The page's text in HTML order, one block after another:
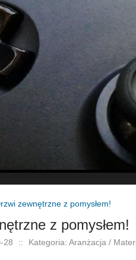
zewnętrzne z pomysłem!
z pomysłem!
28 :: Kategoria: Aranżacja /